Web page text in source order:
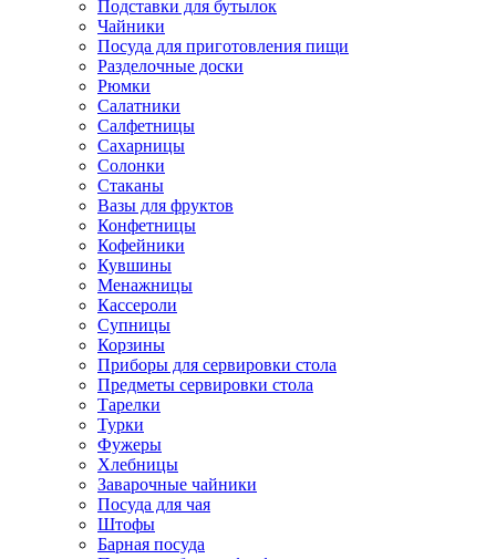
Подставки для бутылок
Чайники
Посуда для приготовления пищи
Разделочные доски
Рюмки
Салатники
Салфетницы
Сахарницы
Солонки
Стаканы
Вазы для фруктов
Конфетницы
Кофейники
Кувшины
Менажницы
Кассероли
Супницы
Корзины
Приборы для сервировки стола
Предметы сервировки стола
Тарелки
Турки
Фужеры
Хлебницы
Заварочные чайники
Посуда для чая
Штофы
Барная посуда